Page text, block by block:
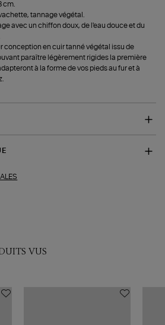
cm.
tannage végétal.
avec un chiffon doux, de l'eau douce et du
conception en cuir tanné végétal issu de
paraître légèrement rigides la première
à la forme de vos pieds au fur et à
VUS